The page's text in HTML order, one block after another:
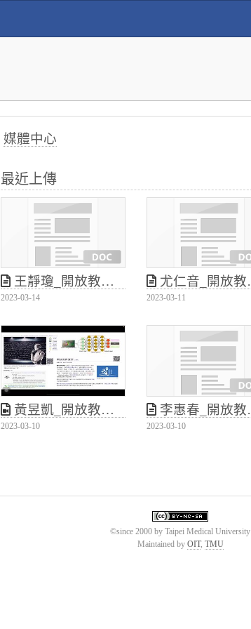
媒體中心
最近上傳
王靜瓊_開放教育資源於正式課程中的導入與應用
2023-03-14
尤仁音_開放教育資源於正式課程中的導入與應用
2023-03-11
黃昱凱_開放教育資源於正式課程中的導入與應用
2023-03-10
李惠春_開放教育資源於正式課程中的導入與應用
2023-03-10
©since 2000 by Taipei Medical University
Maintained by OIT, TMU